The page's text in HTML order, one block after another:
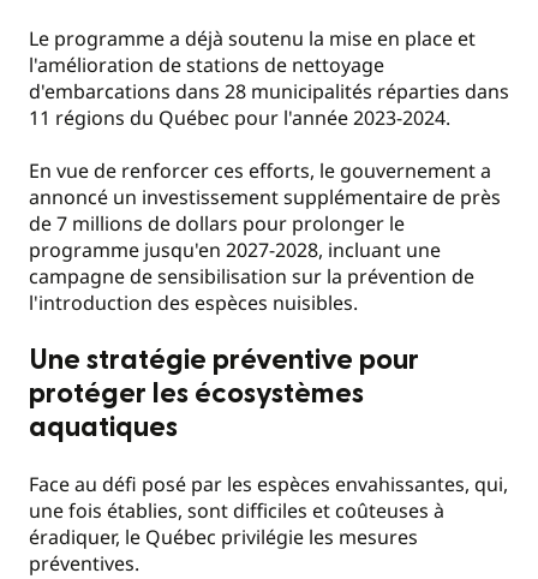
Le programme a déjà soutenu la mise en place et
l'amélioration de stations de nettoyage
d'embarcations dans 28 municipalités réparties dans
11 régions du Québec pour l'année 2023-2024.
En vue de renforcer ces efforts, le gouvernement a
annoncé un investissement supplémentaire de près
de 7 millions de dollars pour prolonger le
programme jusqu'en 2027-2028, incluant une
campagne de sensibilisation sur la prévention de
l'introduction des espèces nuisibles.
Une stratégie préventive pour
protéger les écosystèmes
aquatiques
Face au défi posé par les espèces envahissantes, qui,
une fois établies, sont difficiles et coûteuses à
éradiquer, le Québec privilégie les mesures
préventives.